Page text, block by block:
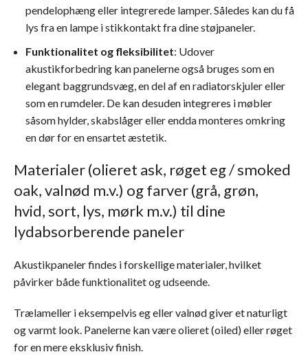
pendelophæng eller integrerede lamper. Således kan du få
lys fra en lampe i stikkontakt fra dine støjpaneler.
Funktionalitet og fleksibilitet: Udover
akustikforbedring kan panelerne også bruges som en
elegant baggrundsvæg, en del af en radiatorskjuler eller
som en rumdeler. De kan desuden integreres i møbler
såsom hylder, skabslåger eller endda monteres omkring
en dør for en ensartet æstetik.
Materialer (olieret ask, røget eg / smoked
oak, valnød m.v.) og farver (grå, grøn,
hvid, sort, lys, mørk m.v.) til dine
lydabsorberende paneler
Akustikpaneler findes i forskellige materialer, hvilket
påvirker både funktionalitet og udseende.
Trælameller i eksempelvis eg eller valnød giver et naturligt
og varmt look. Panelerne kan være olieret (oiled) eller røget
for en mere eksklusiv finish.